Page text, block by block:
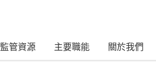
監管資源 主要職能 關於我們